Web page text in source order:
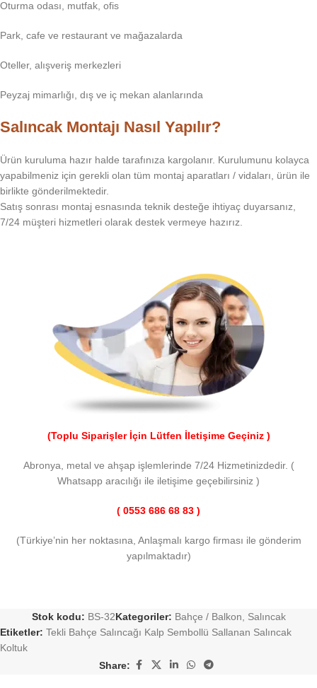
Oturma odası, mutfak, ofis
Park, cafe ve restaurant ve mağazalarda
Oteller, alışveriş merkezleri
Peyzaj mimarlığı, dış ve iç mekan alanlarında
Salıncak Montajı Nasıl Yapılır?
Ürün kuruluma hazır halde tarafınıza kargolanır. Kurulumunu kolayca
yapabilmeniz için gerekli olan tüm montaj aparatları / vidaları, ürün ile
birlikte gönderilmektedir.
Satış sonrası montaj esnasında teknik desteğe ihtiyaç duyarsanız,
7/24 müşteri hizmetleri olarak destek vermeye hazırız.
(Toplu Siparişler İçin Lütfen İletişime Geçiniz )
Abronya, metal ve ahşap işlemlerinde 7/24 Hizmetinizdedir. (
Whatsapp aracılığı ile iletişime geçebilirsiniz )
( 0553 686 68 83 )
(Türkiye’nin her noktasına, Anlaşmalı kargo firması ile gönderim
yapılmaktadır)
Stok kodu: BS-32Kategoriler: Bahçe / Balkon
Salıncak
Etiketler: Tekli Bahçe Salıncağı Kalp Sembollü Sallanan Salıncak
Koltuk
Share: